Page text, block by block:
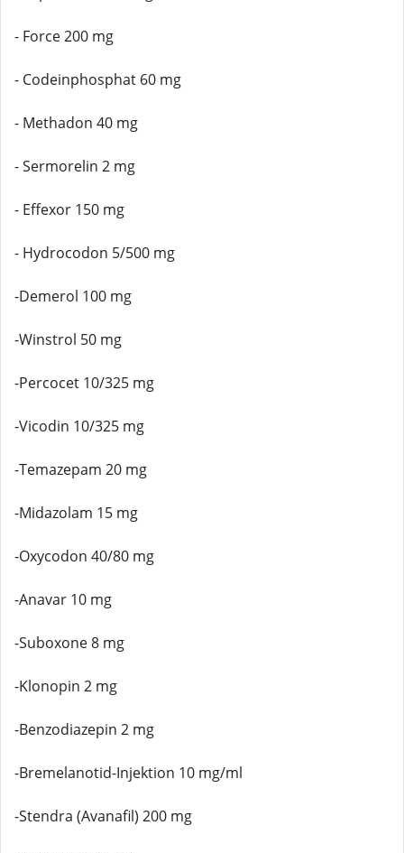
- Force 200 mg
- Codeinphosphat 60 mg
- Methadon 40 mg
- Sermorelin 2 mg
- Effexor 150 mg
- Hydrocodon 5/500 mg
-Demerol 100 mg
-Winstrol 50 mg
-Percocet 10/325 mg
-Vicodin 10/325 mg
-Temazepam 20 mg
-Midazolam 15 mg
-Oxycodon 40/80 mg
-Anavar 10 mg
-Suboxone 8 mg
-Klonopin 2 mg
-Benzodiazepin 2 mg
-Bremelanotid-Injektion 10 mg/ml
-Stendra (Avanafil) 200 mg